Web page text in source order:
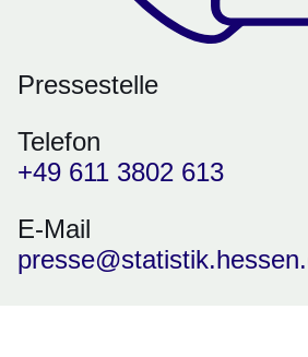
Pressestelle
Telefon
+49 611 3802 613
E-Mail